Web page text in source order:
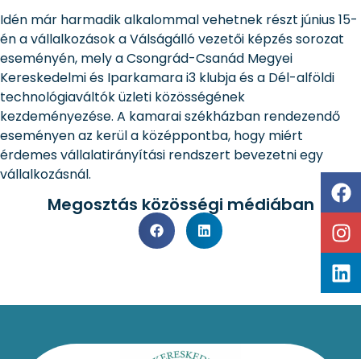
Idén már harmadik alkalommal vehetnek részt június 15-
én a vállalkozások a Válságálló vezetői képzés sorozat
eseményén, mely a Csongrád-Csanád Megyei
Kereskedelmi és Iparkamara i3 klubja és a Dél-alföldi
technológiaváltók üzleti közösségének
kezdeményezése. A kamarai székházban rendezendő
eseményen az kerül a középpontba, hogy miért
érdemes vállalatirányítási rendszert bevezetni egy
vállalkozásnál.
Megosztás közösségi médiában